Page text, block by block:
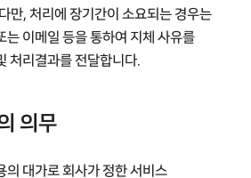
만, 처리에 장기간이 소요되는 경우는
는 이메일 등을 통하여 지체 사유를
처리결과를 전달합니다.
의무
의 대가로 회사가 정한 서비스